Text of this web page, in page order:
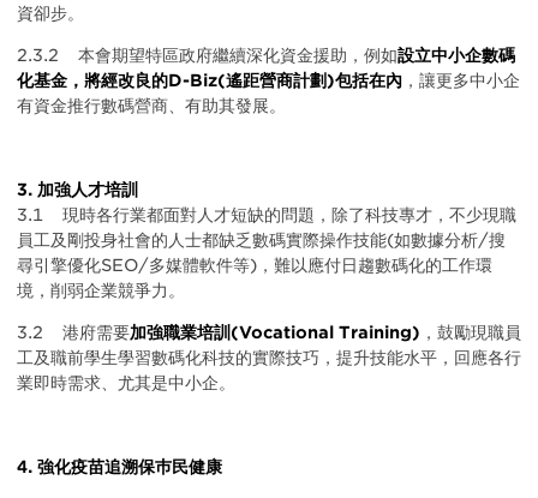
資卻步。
2.3.2 本會期望特區政府繼續深化資金援助，例如設立中小企數碼
化基金，將經改良的D-Biz(遙距營商計劃)包括在內 ，讓更多中小企
有資金推行數碼營商、有助其發展。
3. 加強人才培訓
3.1 現時各行業都面對人才短缺的問題，除了科技專才，不少現職
員工及剛投身社會的人士都缺乏數碼實際操作技能(如數據分析/搜
尋引擎優化SEO/多媒體軟件等)，難以應付日趨數碼化的工作環
境，削弱企業競爭力。
3.2 港府需要加強職業培訓(Vocational Training) ，鼓勵現職員
工及職前學生學習數碼化科技的實際技巧，提升技能水平，回應各行
業即時需求、尤其是中小企。
4. 強化疫苗追溯保巿民健康